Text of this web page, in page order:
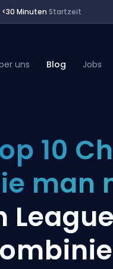
<30 Minuten Startzeit
uns Blog Jobs
10
man